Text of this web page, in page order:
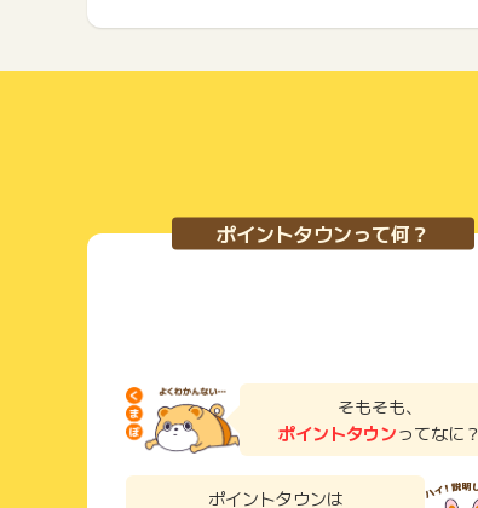
ポイントタウンって何？
そもそも、
ポイントタウンってなに？
ポイントタウンは